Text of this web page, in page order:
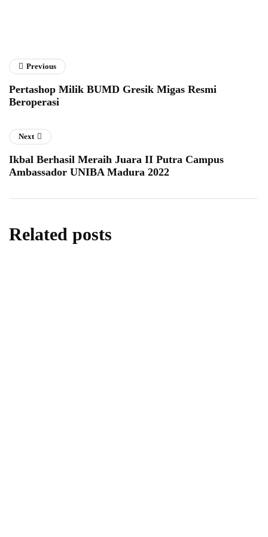
Previous
Pertashop Milik BUMD Gresik Migas Resmi
Beroperasi
Next
Ikbal Berhasil Meraih Juara II Putra Campus
Ambassador UNIBA Madura 2022
Related posts